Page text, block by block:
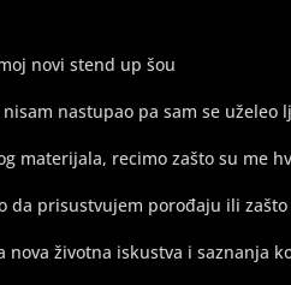
moj novi stend up šou
nastupao pa sam se uželeo
materijala, recimo zašto su me
da prisustvujem porođaju ili
nova životna iskustva i saznanja